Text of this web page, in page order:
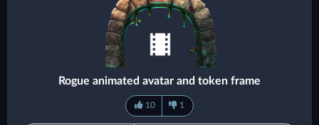
Rogue animated avatar and token frame
10 1